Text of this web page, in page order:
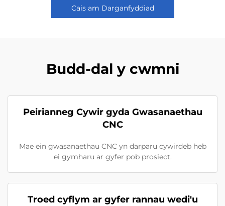
Cais am Darganfyddiad
Budd-dal y cwmni
Peirianneg Cywir gyda Gwasanaethau
CNC
Mae ein gwasanaethau CNC yn darparu cywirdeb heb
ei gymharu ar gyfer pob prosiect.
Troed cyflym ar gyfer rannau wedi'u